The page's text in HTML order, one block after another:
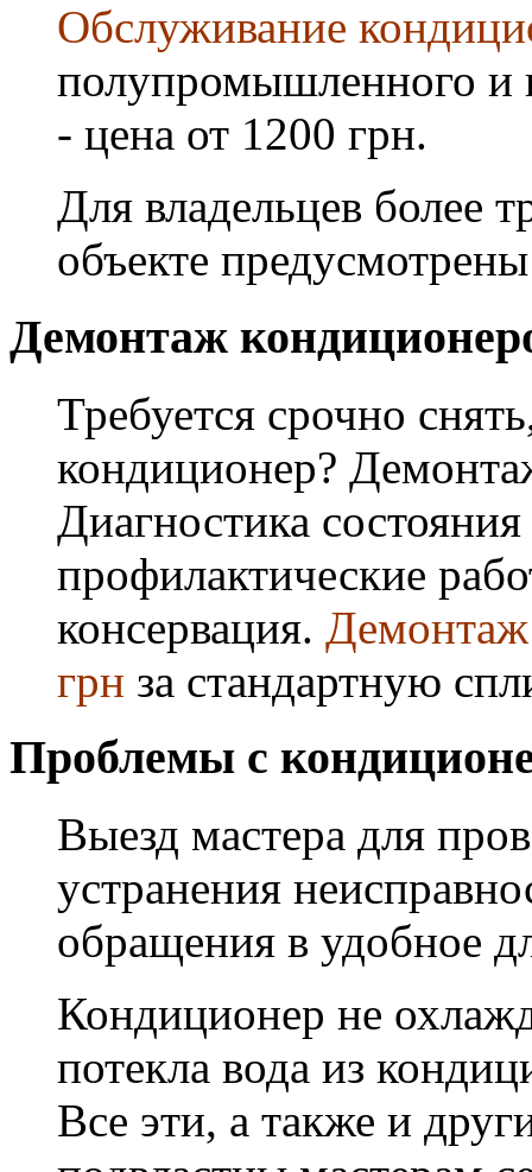
Обслуживание
полупромышленного и
- цена от 1200 грн.
Для владельцев более
объекте
Демонтаж
Требуется срочно
кондиционер?
Диагностика
профилактические
консервация.
грн за стандартную
Проблемы с
Выезд мастера для
устранения
обращения в удобное
Кондиционер не
потекла вода из
Все эти, а также и